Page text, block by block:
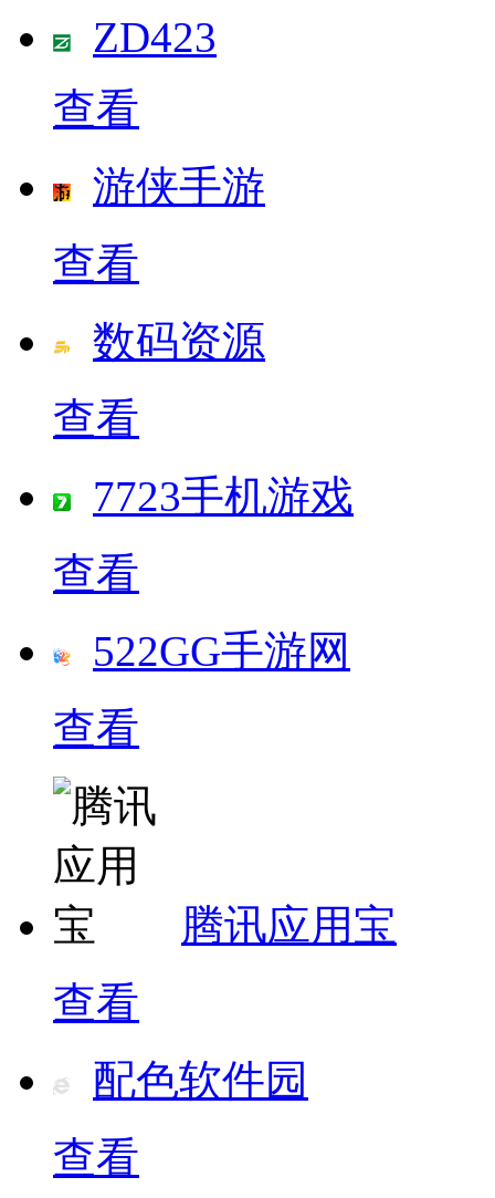
ZD423
查看
游侠手游
查看
数码资源
查看
7723手机游戏
查看
522GG手游网
查看
腾讯应用宝
查看
配色软件园
查看